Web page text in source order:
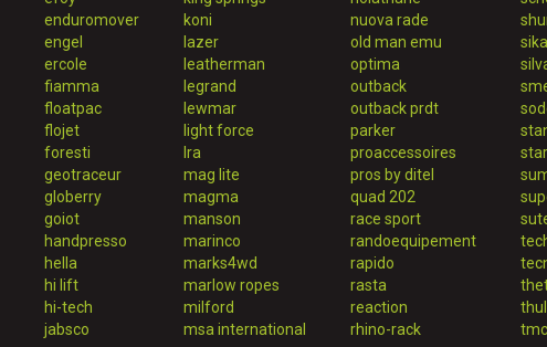
enduromover
engel
ercole
fiamma
floatpac
flojet
foresti
geotraceur
globerry
goiot
handpresso
hella
hi lift
hi-tech
jabsco
koni
lazer
leatherman
legrand
lewmar
light force
lra
mag lite
magma
manson
marinco
marks4wd
marlow ropes
milford
msa international
nuova rade
old man emu
optima
outback
outback prdt
parker
proaccessoires
pros by ditel
quad 202
race sport
randoequipement
rapido
rasta
reaction
rhino-rack
sika
tmc